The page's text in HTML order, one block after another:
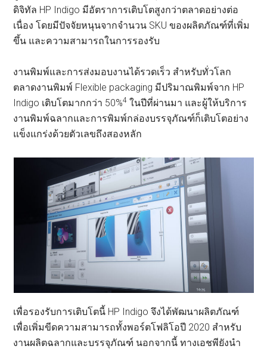
ดิจิทัล HP Indigo มีอัตราการเติบโตสูงกว่าตลาดอย่างต่อ
เนื่อง โดยมีปัจจัยหนุนจากจำนวน SKU ของผลิตภัณฑ์ที่เพิ่ม
ขึ้น และความสามารถในการรองรับ
งานพิมพ์และการส่งมอบงานได้รวดเร็ว สำหรับทั่วโลก
ตลาดงานพิมพ์ Flexible packaging มีปริมาณพิมพ์จาก HP
Indigo เติบโตมากกว่า 50%4 ในปีที่ผ่านมา และผู้ให้บริการ
งานพิมพ์ฉลากและการพิมพ์กล่องบรรจุภัณฑ์ก็เติบโตอย่าง
แข็งแกร่งด้วยตัวเลขถึงสองหลัก
เพื่อรองรับการเติบโตนี้ HP Indigo จึงได้พัฒนาผลิตภัณฑ์
เพื่อเพิ่มขีดความสามารถทั้งพอร์ตโฟลิโอปี 2020 สำหรับ
งานผลิตฉลากและบรรจุภัณฑ์ นอกจากนี้ ทางเอชพียังนำ